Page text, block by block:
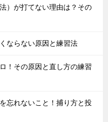
）が打てない理由は？その
ならない原因と練習法
！その原因と直し方の練習
忘れないこと！捕り方と投